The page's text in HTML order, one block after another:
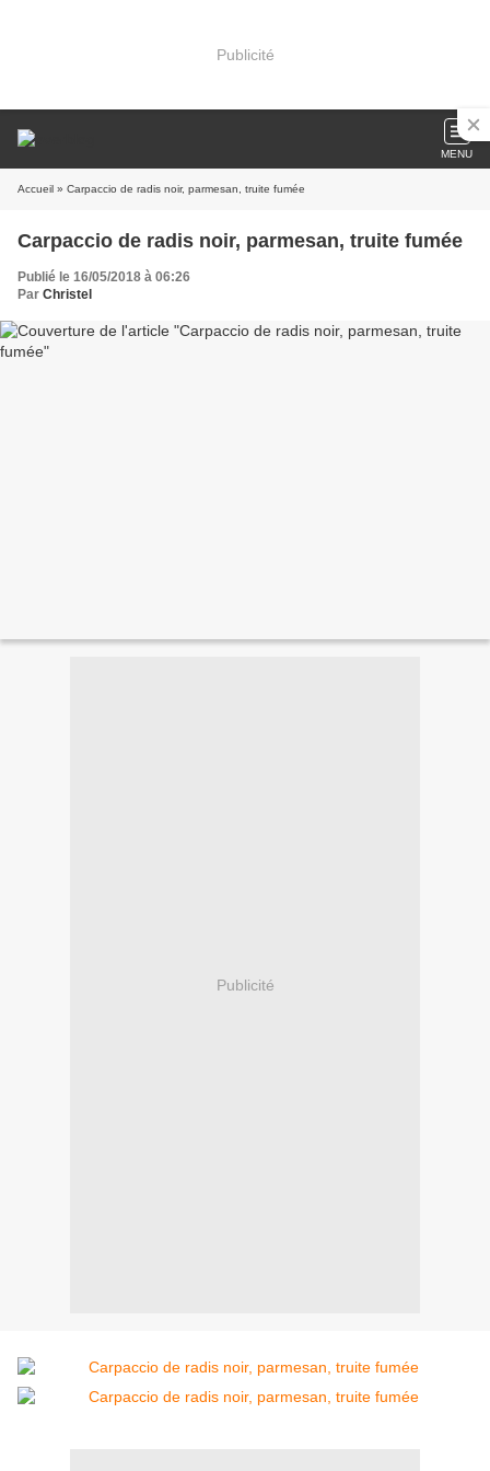
Publicité
MENU
Accueil » Carpaccio de radis noir, parmesan, truite fumée
Carpaccio de radis noir, parmesan, truite fumée
Publié le 16/05/2018 à 06:26
Par Christel
Publicité